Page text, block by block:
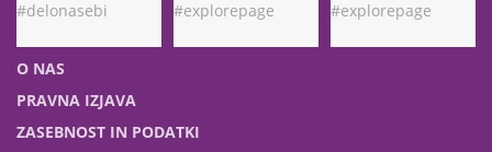
O NAS
PRAVNA IZJAVA
ZASEBNOST IN PODATKI